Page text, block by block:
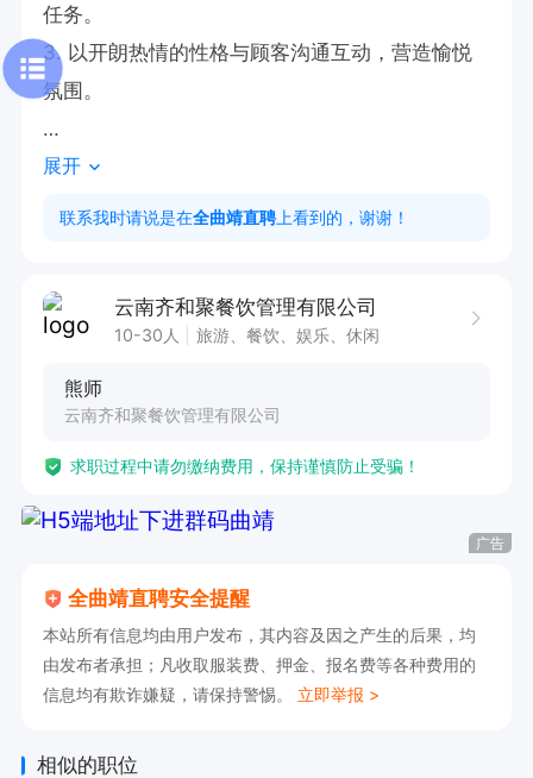
任务。
3. 以开朗热情的性格与顾客沟通互动，营造愉悦
氛围。
任职要求：
1. 具备强烈的服务意识，能够全身心投入服务工
3. 性格开朗外向，善于与人交流，亲和力强。
展开
联系我时请说是在全曲靖直聘 上看到的，谢谢！
云南齐和聚餐饮管理有限公司
10-30人 旅游、餐饮、娱乐、休闲
熊师
云南齐和聚餐饮管理有限公司
求职过程中请勿缴纳费用，保持谨慎防止受骗！
广告
全曲靖直聘安全提醒
本站所有信息均由用户发布，其内容及因之产生的后果，均
由发布者承担；凡收取服装费、押金、报名费等各种费用的
信息均有欺诈嫌疑，请保持警惕。 立即举报 >
相似的职位